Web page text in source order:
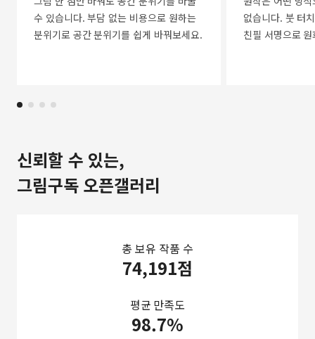
수 있습니다. 부담 없는 비용으로 원하는
분위기로 공간 분위기를 쉽게 바꿔보세요.
없습니다. 붓 터
친필 서명으로
신뢰할 수 있는,
그림구독 오픈갤러리
총 보유 작품 수
74,191점
평균 만족도
98.7%